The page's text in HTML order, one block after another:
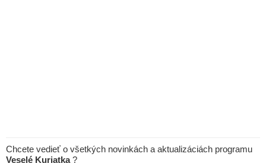
Chcete vedieť o všetkých novinkách a aktualizáciách programu
Veselé Kuriatka?